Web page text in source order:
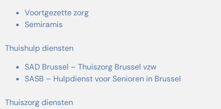
Voortgezette zorg
Semiramis
Thuishulp diensten
SAD Brussel – Thuiszorg Brussel vzw
SASB – Hulpdienst voor Senioren in Brussel
Thuiszorg diensten